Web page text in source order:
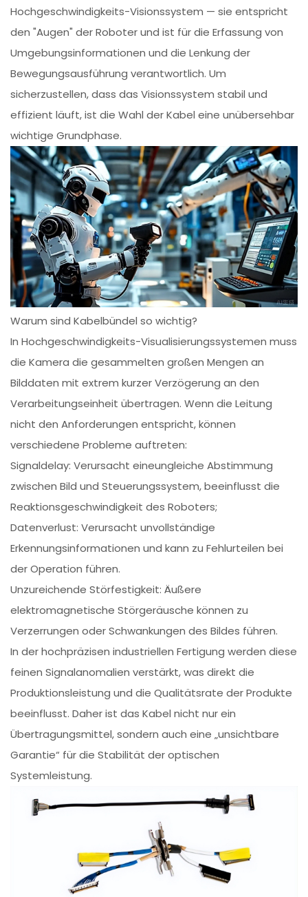
Hochgeschwindigkeits-Visionssystem — sie entspricht
den "Augen" der Roboter und ist für die Erfassung von
Umgebungsinformationen und die Lenkung der
Bewegungsausführung verantwortlich. Um
sicherzustellen, dass das Visionssystem stabil und
effizient läuft, ist die Wahl der Kabel eine unübersehbar
wichtige Grundphase.
Warum sind Kabelbündel so wichtig?
In Hochgeschwindigkeits-Visualisierungssystemen muss
die Kamera die gesammelten großen Mengen an
Bilddaten mit extrem kurzer Verzögerung an den
Verarbeitungseinheit übertragen. Wenn die Leitung
nicht den Anforderungen entspricht, können
verschiedene Probleme auftreten:
Signaldelay: Verursacht eineungleiche Abstimmung
zwischen Bild und Steuerungssystem, beeinflusst die
Reaktionsgeschwindigkeit des Roboters;
Datenverlust: Verursacht unvollständige
Erkennungsinformationen und kann zu Fehlurteilen bei
der Operation führen.
Unzureichende Störfestigkeit: Äußere
elektromagnetische Störgeräusche können zu
Verzerrungen oder Schwankungen des Bildes führen.
In der hochpräzisen industriellen Fertigung werden diese
feinen Signalanomalien verstärkt, was direkt die
Produktionsleistung und die Qualitätsrate der Produkte
beeinflusst. Daher ist das Kabel nicht nur ein
Übertragungsmittel, sondern auch eine „unsichtbare
Garantie“ für die Stabilität der optischen
Systemleistung.